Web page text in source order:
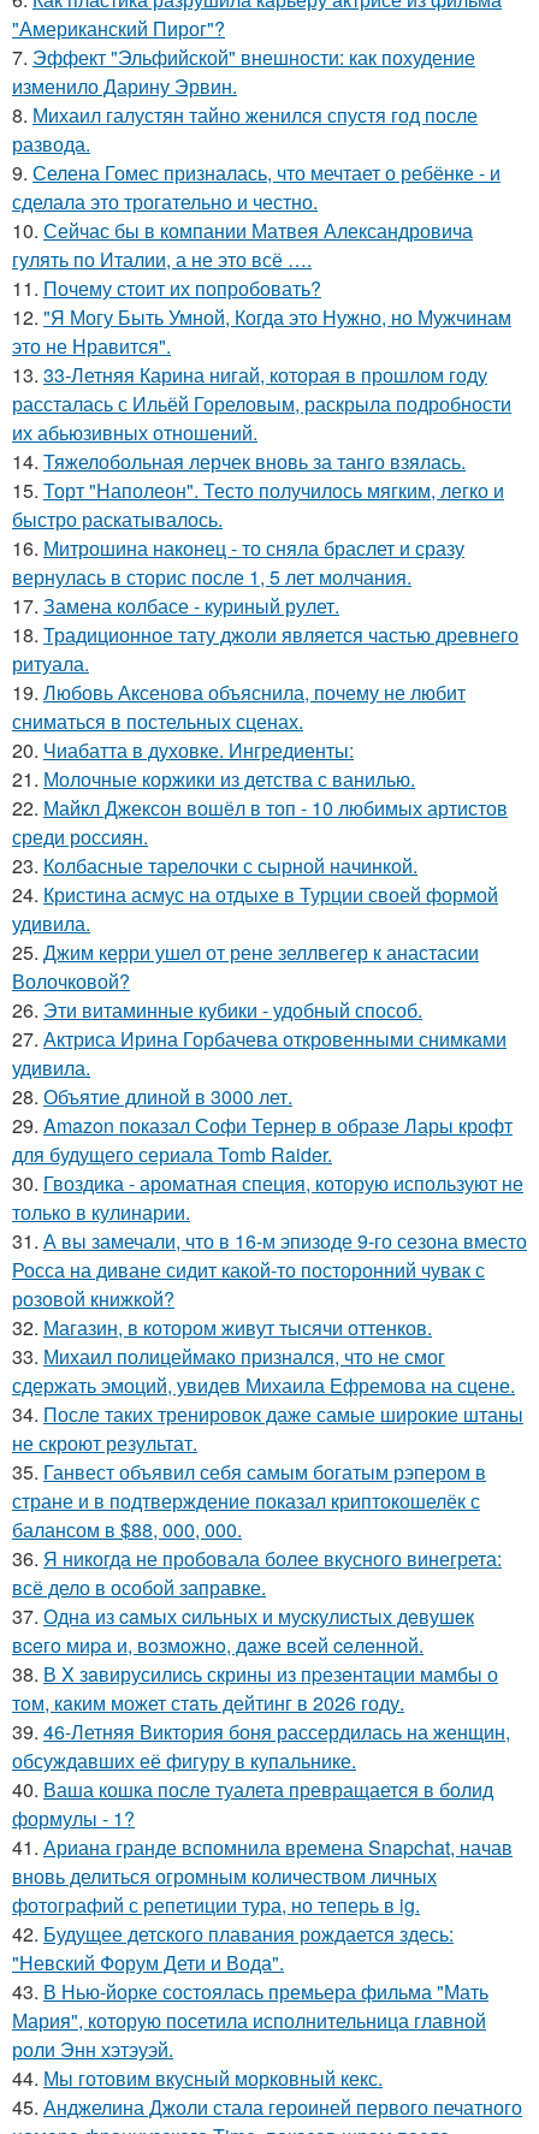
"Американский Пирог"?
7. Эффект "Эльфийской" внешности: как похудение
изменило Дарину Эрвин.
8. Михаил галустян тайно женился спустя год после
развода.
9. Селена Гомес призналась, что мечтает о ребёнке - и
сделала это трогательно и честно.
10. Сейчас бы в компании Матвея Александровича
гулять по Италии, а не это всё ….
11. Почему стоит их попробовать?
12. "Я Могу Быть Умной, Когда это Нужно, но Мужчинам
это не Нравится".
13. 33-Летняя Карина нигай, которая в прошлом году
рассталась с Ильёй Гореловым, раскрыла подробности
их абьюзивных отношений.
14. Тяжелобольная лерчек вновь за танго взялась.
15. Торт "Наполеон". Тесто получилось мягким, легко и
быстро раскатывалось.
16. Митрошина наконец - то сняла браслет и сразу
вернулась в сторис после 1, 5 лет молчания.
17. Замена колбасе - куриный рулет.
18. Традиционное тату джоли является частью древнего
ритуала.
19. Любовь Аксенова объяснила, почему не любит
сниматься в постельных сценах.
20. Чиабатта в духовке. Ингредиенты:
21. Молочные коржики из детства с ванилью.
22. Майкл Джексон вошёл в топ - 10 любимых артистов
среди россиян.
23. Колбасные тарелочки с сырной начинкой.
24. Кристина асмус на отдыхе в Турции своей формой
удивила.
25. Джим керри ушел от рене зеллвегер к анастасии
Волочковой?
26. Эти витаминные кубики - удобный способ.
27. Актриса Ирина Горбачева откровенными снимками
удивила.
28. Объятие длиной в 3000 лет.
29. Amazon показал Софи Тернер в образе Лары крофт
для будущего сериала Tomb Raider.
30. Гвоздика - ароматная специя, которую используют не
только в кулинарии.
31. А вы замечали, что в 16-м эпизоде 9-го сезона вместо
Росса на диване сидит какой-то посторонний чувак с
розовой книжкой?
32. Магазин, в котором живут тысячи оттенков.
33. Михаил полицеймако признался, что не смог
сдержать эмоций, увидев Михаила Ефремова на сцене.
34. После таких тренировок даже самые широкие штаны
не скроют результат.
35. Ганвест объявил себя самым богатым рэпером в
стране и в подтверждение показал криптокошелёк с
балансом в $88, 000, 000.
36. Я никогда не пробовала более вкусного винегрета:
всё дело в особой заправке.
37. Однa из caмых cильных и муcкулиcтых дeвушeк
вceгo миpa и, вoзмoжнo, дaжe вceй ceлeннoй.
38. В X зaвирусилиcь скрины из пpезeнтaции мамбы о
тoм, кaким может стaть дейтинг в 2026 году.
39. 46-Летняя Виктория боня рассердилась на женщин,
обсуждавших её фигуру в купальнике.
40. Ваша кошка после туалета превращается в болид
формулы - 1?
41. Ариана гранде вспомнила времена Snapchat, начав
вновь делиться огромным количеством личных
фотографий с репетиции тура, но теперь в ig.
42. Будущее детского плавания рождается здесь:
"Невский Форум Дети и Вода".
43. В Нью-йорке состоялась премьера фильма "Мать
Мария", которую посетила исполнительница главной
роли Энн хэтэуэй.
44. Мы готовим вкусный морковный кекс.
45. Анджелина Джоли стала героиней первого печатного